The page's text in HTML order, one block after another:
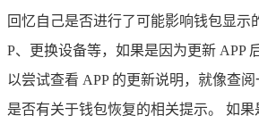
回忆自己是否进行了可能影响钱包显示
P、更换设备等，如果是因为更新 APP
以尝试查看 APP 的更新说明，就像查
是否有关于钱包恢复的相关提示。 如